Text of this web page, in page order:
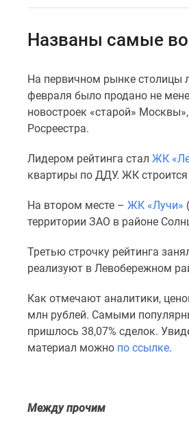
помещения
застройщики
Панорамы
новостроек
Видеообзор
новостроек
новостроек
Экология
Подмосковья
комнатные
комнатные
Квартиры
ипотека
Названы самые
На первичном рынке столицы
февраля было продано не
новостроек «старой»
Росреестра.
Лидером рейтинга стал ЖК
квартиры по ДДУ. ЖК
На втором месте – ЖК «Лучи»
территории ЗАО в районе
Третью строчку рейтинга
реализуют в Левобережном
Как отмечают аналитики,
млн рублей. Самыми
пришлось 38,07% сделок.
материал можно по ссылке.
Между прочим